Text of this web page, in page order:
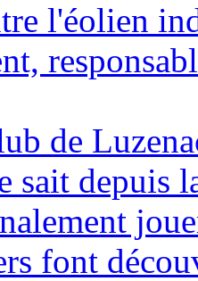
l'éolien
de
sait depuis
font